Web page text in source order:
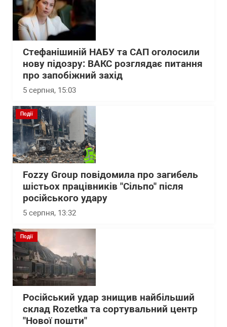
Стефанішиній НАБУ та САП оголосили
нову підозру: ВАКС розглядає питання
про запобіжний захід
5 серпня, 15:03
Події
Fozzy Group повідомила про загибель
шістьох працівників "Сільпо" після
російського удару
5 серпня, 13:32
Події
Російський удар знищив найбільший
склад Rozetka та сортувальний центр
"Нової пошти"